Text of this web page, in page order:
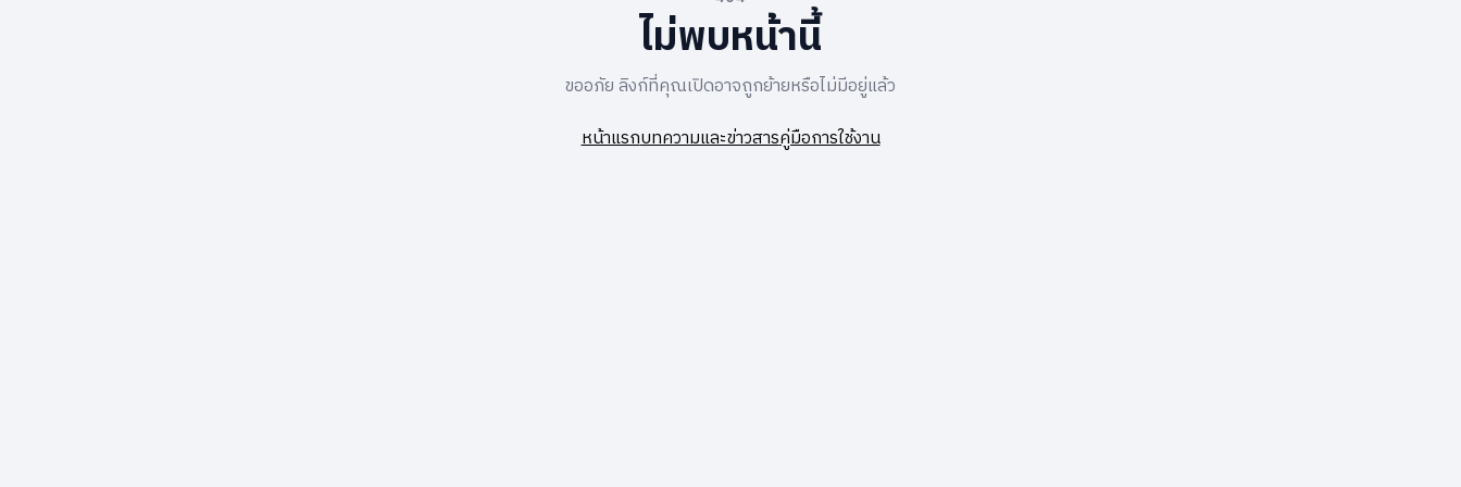
ไม่พบหน้านี้
ขออภัย ลิงก์ที่คุณเปิดอาจถูกย้ายหรือไม่มีอยู่แล้ว
หน้าแรกบทความและข่าวสารคู่มือการใช้งาน